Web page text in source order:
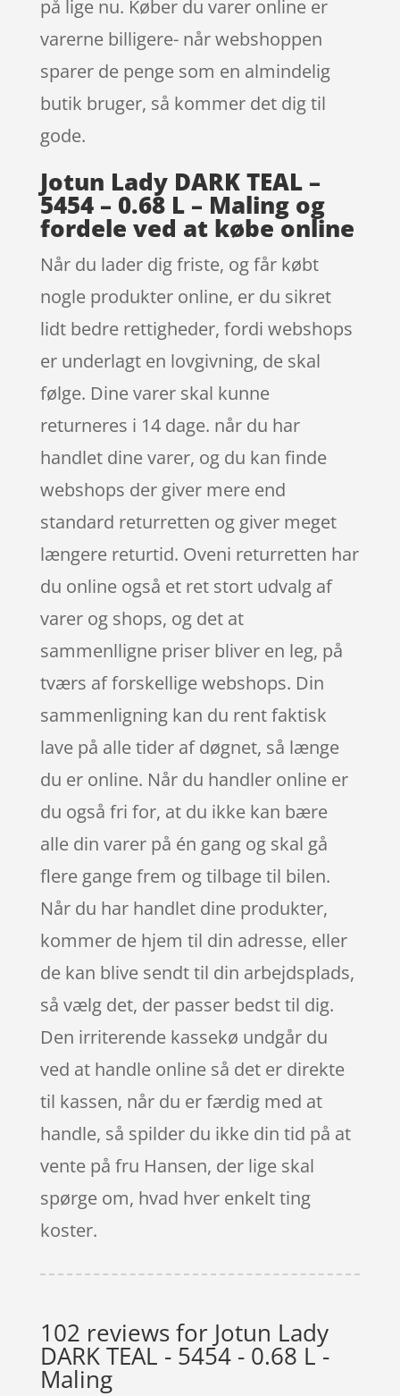
på lige nu. Køber du varer online er
varerne billigere- når webshoppen
sparer de penge som en almindelig
butik bruger, så kommer det dig til
gode.
Jotun Lady DARK TEAL –
5454 – 0.68 L – Maling og
fordele ved at købe online
Når du lader dig friste, og får købt
nogle produkter online, er du sikret
lidt bedre rettigheder, fordi webshops
er underlagt en lovgivning, de skal
følge. Dine varer skal kunne
returneres i 14 dage. når du har
handlet dine varer, og du kan finde
webshops der giver mere end
standard returretten og giver meget
længere returtid. Oveni returretten har
du online også et ret stort udvalg af
varer og shops, og det at
sammenlligne priser bliver en leg, på
tværs af forskellige webshops. Din
sammenligning kan du rent faktisk
lave på alle tider af døgnet, så længe
du er online. Når du handler online er
du også fri for, at du ikke kan bære
alle din varer på én gang og skal gå
flere gange frem og tilbage til bilen.
Når du har handlet dine produkter,
kommer de hjem til din adresse, eller
de kan blive sendt til din arbejdsplads,
så vælg det, der passer bedst til dig.
Den irriterende kassekø undgår du
ved at handle online så det er direkte
til kassen, når du er færdig med at
handle, så spilder du ikke din tid på at
vente på fru Hansen, der lige skal
spørge om, hvad hver enkelt ting
koster.
102 reviews for Jotun Lady
DARK TEAL - 5454 - 0.68 L -
Maling